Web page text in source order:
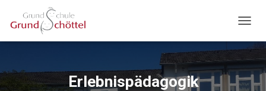
Erlebnispädagogik